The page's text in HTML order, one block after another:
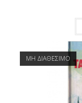
ΜΗ ΔΙΑΘΕΣΙΜΟ